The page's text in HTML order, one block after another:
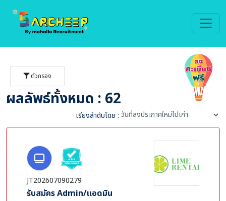
ตัวกรอง
ผลลัพธ์ทั้งหมด : 62
เรียงลำดับโดย :
JT202607090279
รับสมัคร Admin/แอดมิน